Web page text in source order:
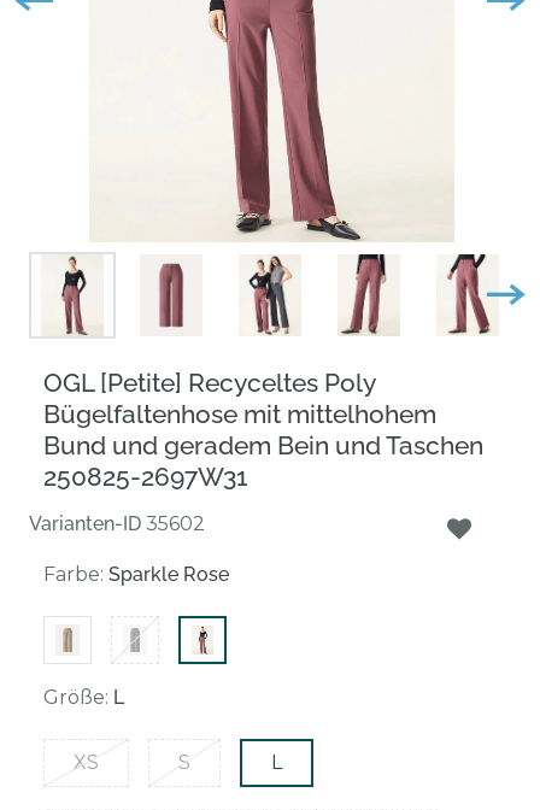
OGL [Petite] Recyceltes Poly
Bügelfaltenhose mit mittelhohem
Bund und geradem Bein und Taschen
250825-2697W31
Varianten-ID 35602
Farbe: Sparkle Rose
Größe: L
XS S L